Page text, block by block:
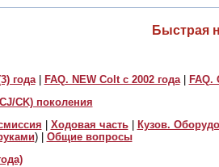
Быстрая
года| FAQ. NEW Colt с 2002 года|
CK) поколения
Ходовая часть|
Кузов.
) | Общие вопросы